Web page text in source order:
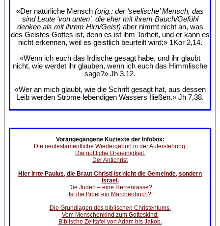
«Der natürliche Mensch (orig.: der ‘seelische’ Mensch, das
sind Leute ‘von unten’, die eher mit ihrem Bauch/Gefühl
denken als mit ihrem Hirn/Geist) aber nimmt nicht an, was
des Geistes Gottes ist, denn es ist ihm Torheit, und er kann es
nicht erkennen, weil es geistlich beurteilt wird;» 1Kor 2,14.
«Wenn ich euch das Irdische gesagt habe, und ihr glaubt
nicht, wie werdet ihr glauben, wenn ich euch das Himmlische
sage?» Jh 3,12.
«Wer an mich glaubt, wie die Schrift gesagt hat, aus dessen
Leib werden Ströme lebendigen Wassers fließen.» Jh 7,38.
Vorangegangene Kuztexte der Infobox:
Die neutestamentliche Wiedergeburt in der Auferstehung.
Die göttliche Dreieinigkeit.
Der Antichrist
Hier irrte Paulus, die Braut Christi ist nicht die Gemeinde, sondern
Israel.
Die Juden – eine Herrenrasse?
Ist die Bibel ein Märchenbuch?
Die Grundlagen des biblischen Christentums.
Vom Menschenkind zum Gotteskind.
Biblische Zeittafel von Adam bis Jakob.